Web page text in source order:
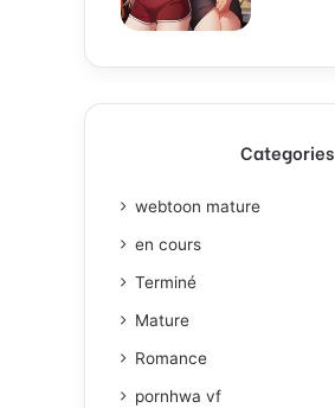
Categories
webtoon mature
en cours
Terminé
Mature
Romance
pornhwa vf